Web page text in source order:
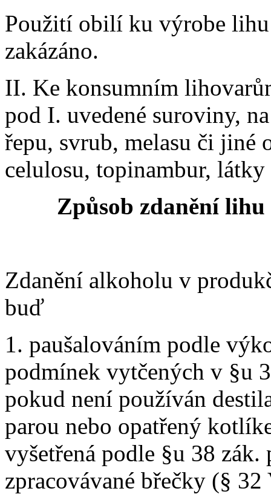
Použití obilí ku výrobe
zakázáno.
II. Ke konsumním
pod I. uvedené suroviny,
řepu, svrub, melasu či jiné
celulosu, topinambur,
Způsob zdanění
Zdanění alkoholu v
buď
1. paušalováním podle
podmínek vytčených v §u
pokud není používán
parou nebo opatřený
vyšetřená podle §u 38
zpracovávané břečky (§ 32